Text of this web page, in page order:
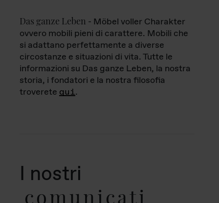
Das ganze Leben - Möbel voller Charakter
ovvero mobili pieni di carattere. Mobili che
si adattano perfettamente a diverse
circostanze e situazioni di vita. Tutte le
informazioni su Das ganze Leben, la nostra
storia, i fondatori e la nostra filosofia
troverete qui.
I nostri
comunicati